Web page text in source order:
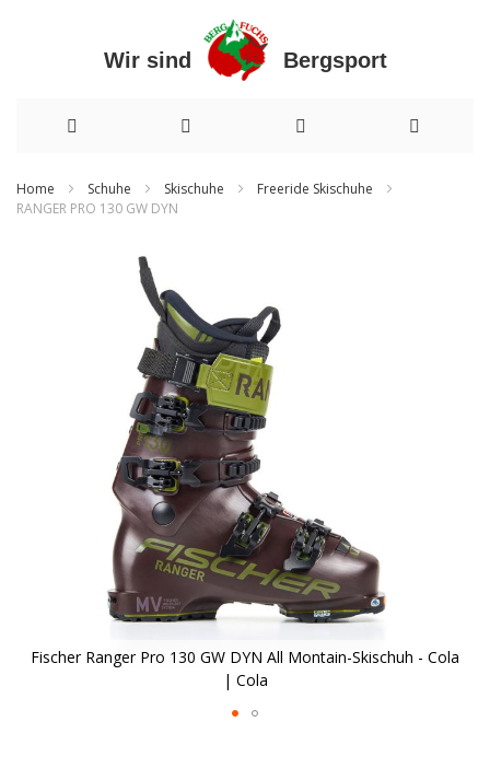
Wir sind Bergsport
zum
Home Schuhe Skischuhe
Freeride Skischuhe
RANGER PRO 130 GW DYN
Fischer Ranger Pro 130 GW DYN All Montain-Skischuh - Cola
| Cola